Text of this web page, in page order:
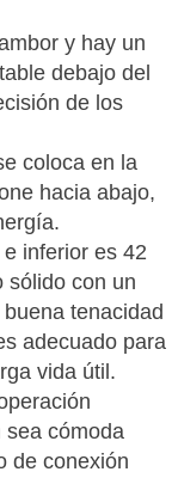
y hay un
debajo del
de los
coloca en la
hacia abajo,
inferior es 42
sólido con un
tenacidad
adecuado para
vida útil.
sea cómoda
de conexión